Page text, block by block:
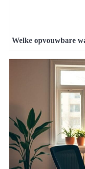
Welke opvouwbare